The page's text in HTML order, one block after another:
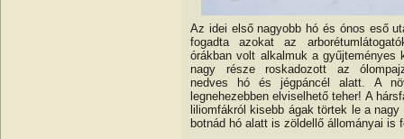
Az idei első nagyobb hó és ónos eső
fogadta azokat az
órákban volt alkalmuk a gyűjteményes
nagy része roskadozott az
nedves hó és jégpáncél alatt. A
legnehezebben elviselhető teher! A
liliomfákról kisebb ágak törtek le a
botnád hó alatt is zöldellő állományai is